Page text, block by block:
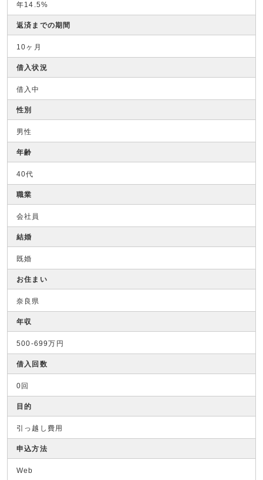
年14.5%
返済までの期間
10ヶ月
借入状況
借入中
性別
男性
年齢
40代
職業
会社員
結婚
既婚
お住まい
奈良県
年収
500-699万円
借入回数
0回
目的
引っ越し費用
申込方法
Web